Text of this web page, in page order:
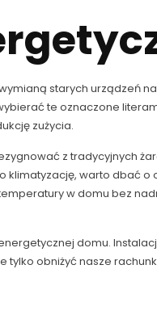
starych urządzeń
te oznaczone
zużycia.
z tradycyjnych
klimatyzację, warto dbać
w domu bez
domu.
tylko obniżyć nasze